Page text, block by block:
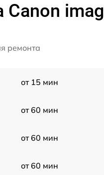
ремонта
от 15 мин
от 60 мин
от 60 мин
от 60 мин